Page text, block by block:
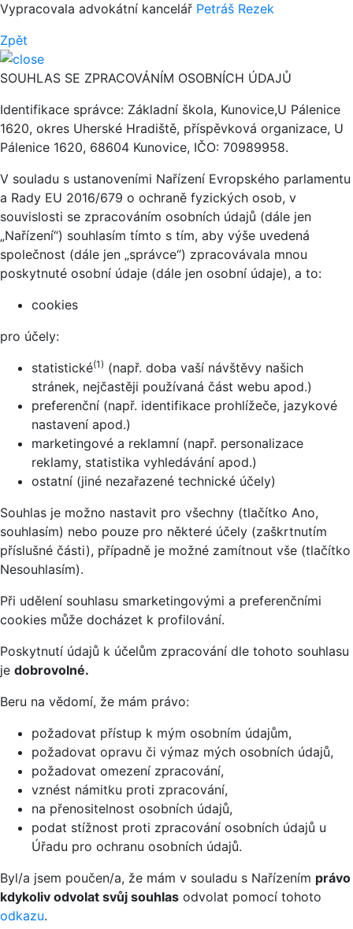
Vypracovala advokátní kancelář Petráš Rezek
Zpět
SOUHLAS SE ZPRACOVÁNÍM OSOBNÍCH ÚDAJŮ
Identifikace správce: Základní škola, Kunovice,U Pálenice
1620, okres Uherské Hradiště, příspěvková organizace, U
Pálenice 1620, 68604 Kunovice, IČO: 70989958.
V souladu s ustanoveními Nařízení Evropského parlamentu
a Rady EU 2016/679 o ochraně fyzických osob, v
souvislosti se zpracováním osobních údajů (dále jen
„Nařízení“) souhlasím tímto s tím, aby výše uvedená
společnost (dále jen „správce“) zpracovávala mnou
poskytnuté osobní údaje (dále jen osobní údaje), a to:
cookies
pro účely:
statistické(1) (např. doba vaší návštěvy našich
stránek, nejčastěji používaná část webu apod.)
preferenční (např. identifikace prohlížeče, jazykové
nastavení apod.)
marketingové a reklamní (např. personalizace
reklamy, statistika vyhledávání apod.)
ostatní (jiné nezařazené technické účely)
Souhlas je možno nastavit pro všechny (tlačítko Ano,
souhlasím) nebo pouze pro některé účely (zaškrtnutím
příslušné části), případně je možné zamítnout vše (tlačítko
Nesouhlasím).
Při udělení souhlasu smarketingovými a preferenčními
cookies může docházet k profilování.
Poskytnutí údajů k účelům zpracování dle tohoto souhlasu
je dobrovolné.
Beru na vědomí, že mám právo:
požadovat přístup k mým osobním údajům,
požadovat opravu či výmaz mých osobních údajů,
požadovat omezení zpracování,
vznést námitku proti zpracování,
na přenositelnost osobních údajů,
podat stížnost proti zpracování osobních údajů u
Úřadu pro ochranu osobních údajů.
Byl/a jsem poučen/a, že mám v souladu s Nařízením právo
kdykoliv odvolat svůj souhlas odvolat pomocí tohoto
odkazu.